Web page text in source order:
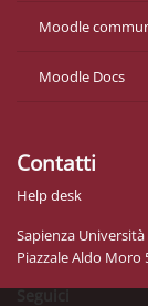
Moodle
Moodle Docs
Contatti
Help desk
Sapienza
Piazzale Aldo Moro
Seguici